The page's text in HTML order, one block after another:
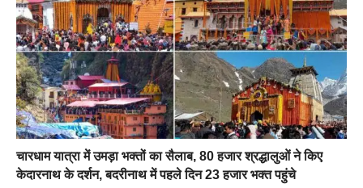
चारधाम यात्रा में उमड़ा भक्तों का सैलाब, 80 हजार श्रद्धालुओं ने किए
केदारनाथ के दर्शन, बदरीनाथ में पहले दिन 23 हजार भक्त पहुंचे